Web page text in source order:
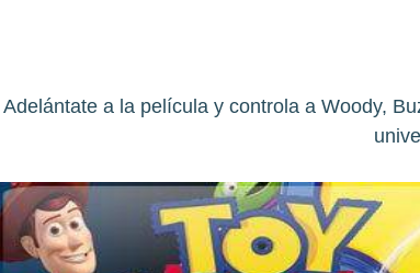
Adelántate a la película y controla a Woody,